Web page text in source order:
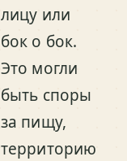
лицу или
бок о бок.
Это могли
быть споры
за пищу,
территорию